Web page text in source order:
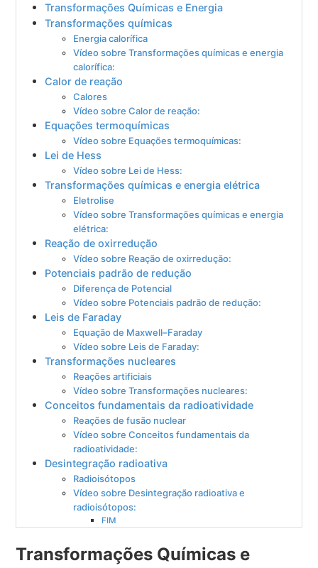
Transformações Químicas e Energia
Transformações químicas
Energia calorífica
Vídeo sobre Transformações químicas e energia
calorífica:
Calor de reação
Calores
Vídeo sobre Calor de reação:
Equações termoquímicas
Vídeo sobre Equações termoquímicas:
Lei de Hess
Vídeo sobre Lei de Hess:
Transformações químicas e energia elétrica
Eletrolise
Vídeo sobre Transformações químicas e energia
elétrica:
Reação de oxirredução
Vídeo sobre Reação de oxirredução:
Potenciais padrão de redução
Diferença de Potencial
Vídeo sobre Potenciais padrão de redução:
Leis de Faraday
Equação de Maxwell–Faraday
Vídeo sobre Leis de Faraday:
Transformações nucleares
Reações artificiais
Vídeo sobre Transformações nucleares:
Conceitos fundamentais da radioatividade
Reações de fusão nuclear
Vídeo sobre Conceitos fundamentais da
radioatividade:
Desintegração radioativa
Radioisótopos
Vídeo sobre Desintegração radioativa e
radioisótopos:
FIM
Transformações Químicas e